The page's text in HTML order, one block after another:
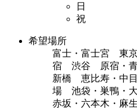
日
祝
希望場所
富士・富士宮 東
宿 渋谷 原宿・青
新橋 恵比寿・中
場 池袋・巣鴨・
赤坂・六本木・麻